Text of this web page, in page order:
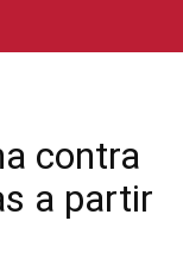
contra
a partir